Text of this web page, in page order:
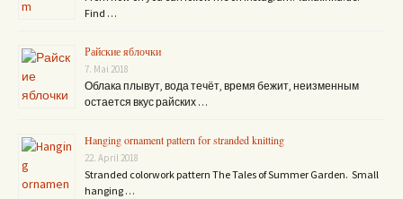
Find …
Райские яблочки
7. Mai 2018
Облака плывут, вода течёт, время бежит, неизменным
остается вкус райских …
Hanging ornament pattern for stranded knitting
22. April 2018
Stranded colorwork pattern The Tales of Summer Garden. Small
hanging …